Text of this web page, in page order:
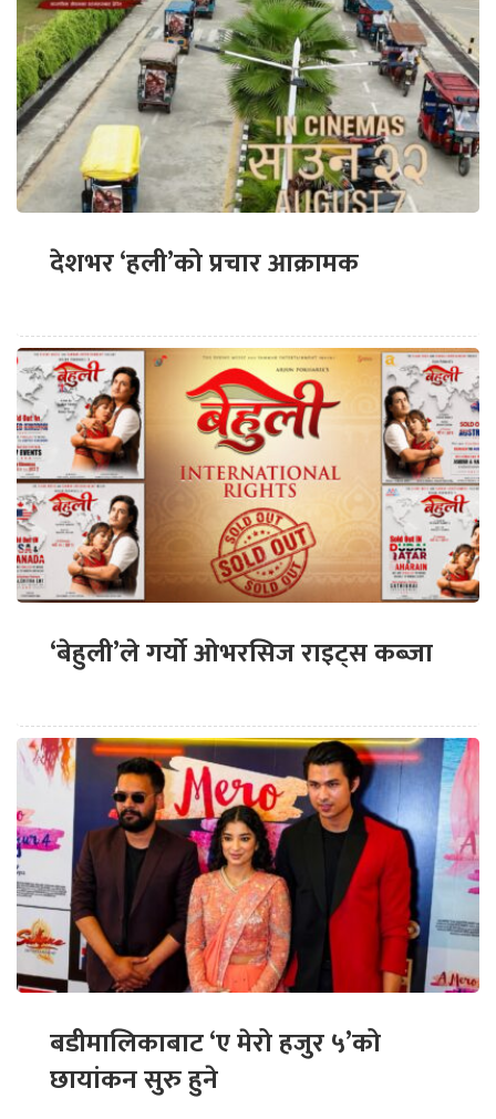
देशभर ‘हली’को प्रचार आक्रामक
‘बेहुली’ले गर्यो ओभरसिज राइट्स कब्जा
बडीमालिकाबाट ‘ए मेरो हजुर ५’को
छायांकन सुरु हुने